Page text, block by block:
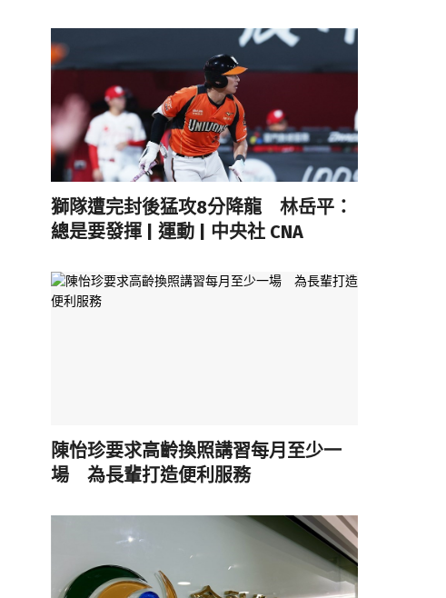
獅隊遭完封後猛攻8分降龍 林岳平：
總是要發揮 | 運動 | 中央社 CNA
陳怡珍要求高齡換照講習每月至少一
場 為長輩打造便利服務